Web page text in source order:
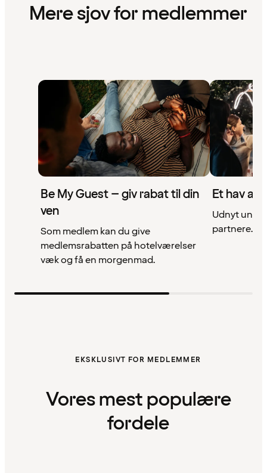
Mere sjov for medlemmer
Be My Guest – giv rabat til din
ven
Som medlem kan du give
medlemsrabatten på hotelværelser
væk og få en morgenmad.
Et hav af
Udnyt
partnere.
EKSKLUSIVT FOR MEDLEMMER
Vores mest populære
fordele